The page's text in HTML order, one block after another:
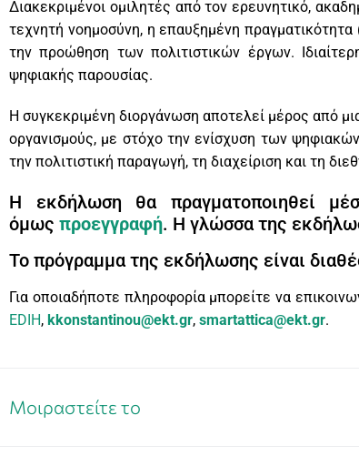
Διακεκριμένοι ομιλητές από τον ερευνητικό,
τεχνητή νοημοσύνη, η επαυξημένη πραγματικότητα
την προώθηση των πολιτιστικών έργων.
ψηφιακής παρουσίας.
Η συγκεκριμένη διοργάνωση αποτελεί μέρος από
οργανισμούς, με στόχο την ενίσχυση των
την πολιτιστική παραγωγή, τη διαχείριση και τη
Η εκδήλωση θα πραγματοποιηθεί
όμως προεγγραφή. Η γλώσσα της
Το πρόγραμμα της εκδήλωσης είναι
Για οποιαδήποτε πληροφορία μπορείτε να
EDIH, kkonstantinou@ekt.gr, smartattica@ekt.gr.
Μοιραστείτε το